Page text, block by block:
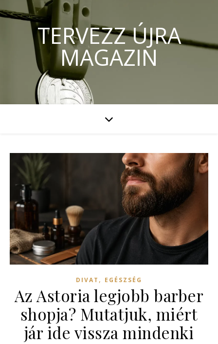
TERVEZZ ÚJRA
MAGAZIN
DIVAT , EGÉSZSÉG
Az Astoria legjobb barber
shopja? Mutatjuk, miért
jár ide vissza mindenki